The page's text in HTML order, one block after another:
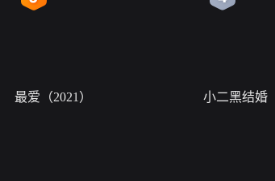
最爱（2021） 小二黑结婚